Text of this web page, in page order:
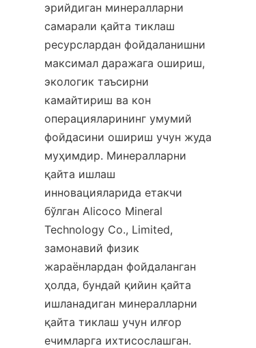
эрийдиган минералларни
самарали қайта тиклаш
ресурслардан фойдаланишни
максимал даражага ошириш,
экологик таъсирни
камайтириш ва кон
операцияларининг умумий
фойдасини ошириш учун жуда
муҳимдир. Минералларни
қайта ишлаш
инновацияларида етакчи
бўлган Alicoco Mineral
Technology Co., Limited,
замонавий физик
жараёнлардан фойдаланган
ҳолда, бундай қийин қайта
ишланадиган минералларни
қайта тиклаш учун илғор
ечимларга ихтисослашган.